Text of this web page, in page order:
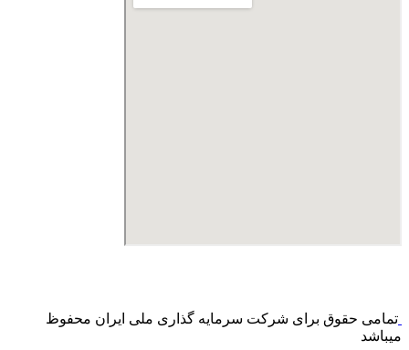
تمامی حقوق برای شرکت سرمایه گذاری ملی ایران محفوظ
میباشد